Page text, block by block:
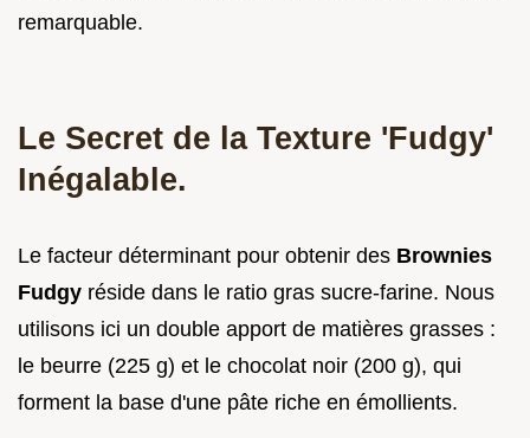
remarquable.
Le Secret de la Texture 'Fudgy'
Inégalable.
Le facteur déterminant pour obtenir des Brownies
Fudgy réside dans le ratio gras sucre-farine. Nous
utilisons ici un double apport de matières grasses :
le beurre (225 g) et le chocolat noir (200 g), qui
forment la base d'une pâte riche en émollients.